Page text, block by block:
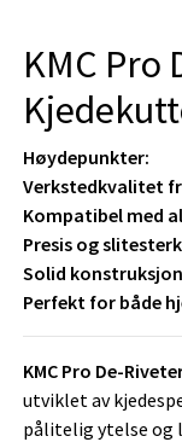
KMC Pro
Høydepunkter:
Verkstedkvalitet
Kompatibel med
Presis og
Solid
Perfekt for både
KMC Pro De-
utviklet av
pålitelig ytelse og